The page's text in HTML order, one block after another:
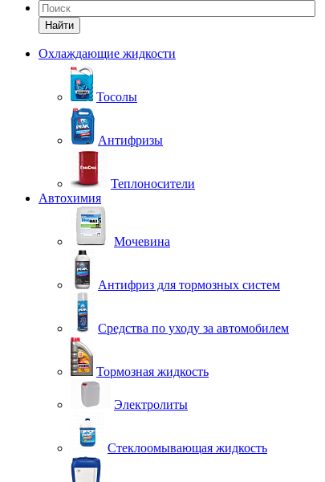
Найти
Охлаждающие жидкости
Тосолы
Антифризы
Теплоносители
Автохимия
Мочевина
Антифриз для тормозных систем
Средства по уходу за автомобилем
Тормозная жидкость
Электролиты
Стеклоомывающая жидкость